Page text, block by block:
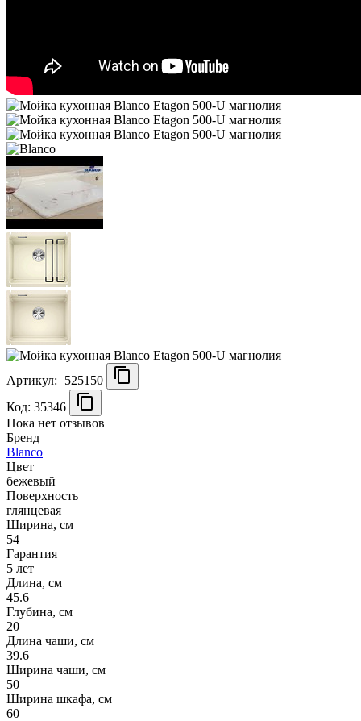
Артикул:
525150
Код: 35346
Пока нет отзывов
Бренд
Blanco
Цвет
бежевый
Поверхность
глянцевая
Ширина, см
54
Гарантия
5 лет
Длина, см
45.6
Глубина, см
20
Длина чаши, см
39.6
Ширина чаши, см
50
Ширина шкафа, см
60